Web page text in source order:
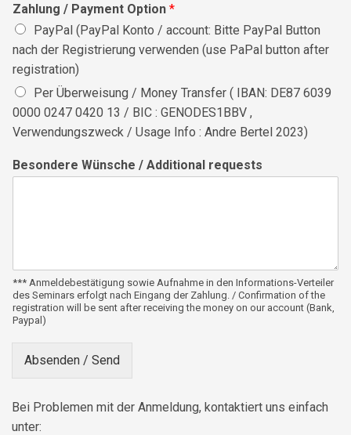
Zahlung / Payment Option *
PayPal (PayPal Konto / account: Bitte PayPal Button
nach der Registrierung verwenden (use PaPal button after
registration)
Per Überweisung / Money Transfer ( IBAN: DE87 6039
0000 0247 0420 13 / BIC : GENODES1BBV ,
Verwendungszweck / Usage Info : Andre Bertel 2023)
Besondere Wünsche / Additional requests
*** Anmeldebestätigung sowie Aufnahme in den Informations-Verteiler
des Seminars erfolgt nach Eingang der Zahlung. / Confirmation of the
registration will be sent after receiving the money on our account (Bank,
Paypal)
Absenden / Send
Bei Problemen mit der Anmeldung, kontaktiert uns einfach
unter: